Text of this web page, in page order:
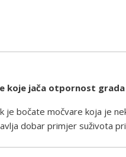
koje jača otpornost
bočate močvare koja je
dobar primjer suživota